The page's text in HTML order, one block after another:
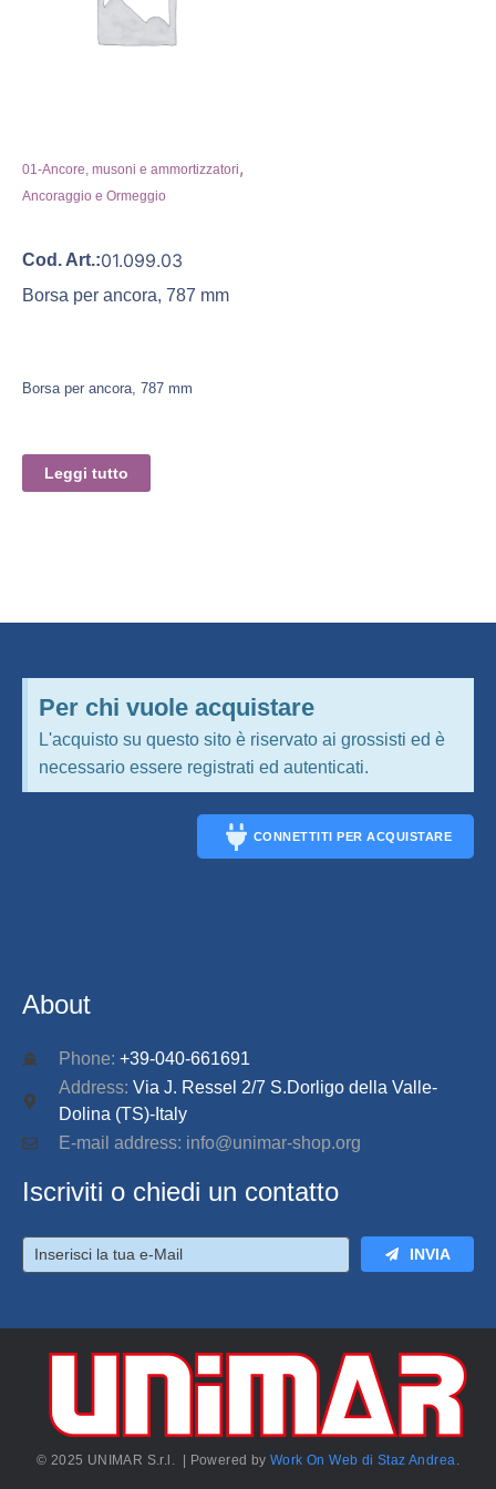
01-Ancore, musoni e ammortizzatori,
Ancoraggio e Ormeggio
Cod. Art.:01.099.03
Borsa per ancora, 787 mm
Borsa per ancora, 787 mm
Leggi tutto
Per chi vuole acquistare
L'acquisto su questo sito è riservato ai grossisti ed è
necessario essere registrati ed autenticati.
CONNETTITI PER ACQUISTARE
About
Phone: +39-040-661691
Address: Via J. Ressel 2/7 S.Dorligo della Valle-
Dolina (TS)-Italy
E-mail address: info@unimar-shop.org
Iscriviti o chiedi un contatto
INVIA
© 2025 UNIMAR S.r.l. | Powered byWork On Web di Staz Andrea.